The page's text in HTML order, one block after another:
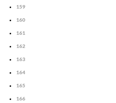
159
160
161
162
163
164
165
166